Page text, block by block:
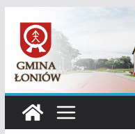
treści